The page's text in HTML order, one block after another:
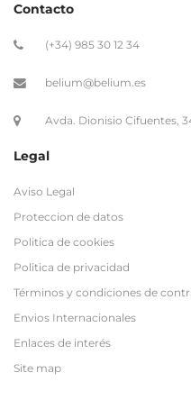
Contacto
(+34) 985 30 12 34
belium@belium.es
Avda. Dionisio Cifuentes,
Legal
Aviso Legal
Proteccion de datos
Politica de cookies
Politica de privacidad
Términos y condiciones de
Envios Internacionales
Enlaces de interés
Site map